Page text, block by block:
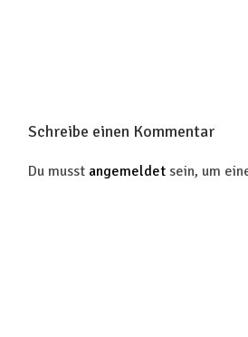
Schreibe einen Kommentar
Du musst angemeldet sein, um